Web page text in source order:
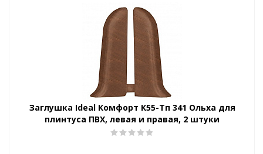
Заглушка Ideal Комфорт К55-Тп 341 Ольха для
плинтуса ПВХ, левая и правая, 2 штуки